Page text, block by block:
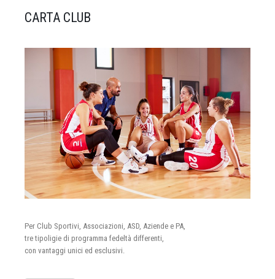
CARTA CLUB
Per Club Sportivi, Associazioni, ASD, Aziende e PA,
tre tipoligie di programma fedeltà differenti,
con vantaggi unici ed esclusivi.